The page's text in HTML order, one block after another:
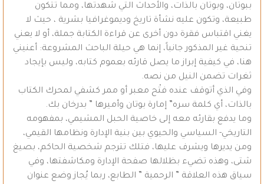
ببوتان، وبوتان بالذات، والأحداث التي شهدتها، ومما تتكون
طبيعة، وتكون عليه نشأة تاريخ وديموغرافيا بشرية ، حيث لا
يغني اقتباس فقرة دون أخرى عن قراءة الكتابة جملة، أو لا يعني
تنحية غير المذكور جانباً، إنما هي حيلة الباحث المشروعة: أعنيني
هنا، في كيفية إبراز ما يصل قارئه بعموم كتابه، وليس بإيجاد
ثغرات تضمن النيل من نصه.
وفي الذي أتوقف عنده فتْح معبر أو ممر كشفي لمحرك الكتاب
بالذات، أي كلمة سره” إمارة بوتان وأميرها ” بدرخان بك.
وما يدفع بقارئه معه إلى خاصية الحبل المشيمي، بمفهومه
التاريخي- السياسي والحيوي بين بنية الإدارة ونظامها القيمي،
ومن يديرها ويشرف عليها، فتلك تترجم شخصية الحاكم، بصيغ
شتى، وهذه تضيء بظلالها صفحة الإدارة ومكاشفتها، وفي
سياق هذه العلاقة ” الرحمية ” الطابع، ربما يُجاز وضع عنوان